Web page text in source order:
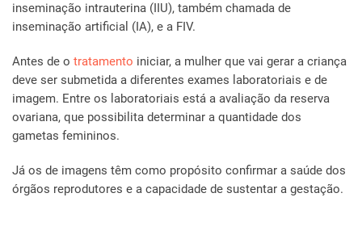
inseminação intrauterina (IIU), também chamada de
inseminação artificial (IA), e a FIV.
Antes de o tratamento iniciar, a mulher que vai gerar a criança
deve ser submetida a diferentes exames laboratoriais e de
imagem. Entre os laboratoriais está a avaliação da reserva
ovariana, que possibilita determinar a quantidade dos
gametas femininos.
Já os de imagens têm como propósito confirmar a saúde dos
órgãos reprodutores e a capacidade de sustentar a gestação.